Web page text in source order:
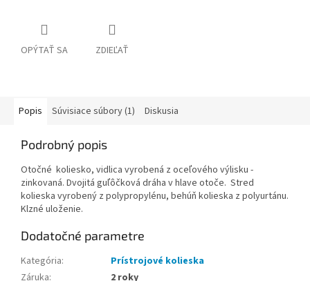
OPÝTAŤ SA ZDIEĽAŤ
Popis Súvisiace súbory (1) Diskusia
Podrobný popis
Otočné koliesko, vidlica vyrobená z oceľového výlisku -
zinkovaná. Dvojitá guľôčková dráha v hlave otoče. Stred
kolieska vyrobený z polypropylénu, behúň kolieska z polyurtánu.
Klzné uloženie.
Dodatočné parametre
Kategória:
Prístrojové kolieska
Záruka: 2 roky